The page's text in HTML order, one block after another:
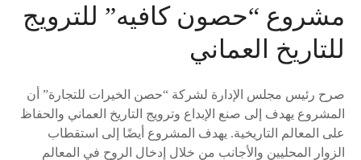
مشروع “حصون كافيه” للترويج
للتاريخ العماني
صرح رئيس مجلس الإدارة لشركة “حصن الخيرات للتجارة” أن
المشروع يهدف إلى صنع الإبداع وترويج التاريخ العماني والحفاظ
على المعالم التاريخية. يهدف المشروع أيضًا إلى استقطاب
الزوار المحليين والأجانب من خلال إدخال الروح في المعالم